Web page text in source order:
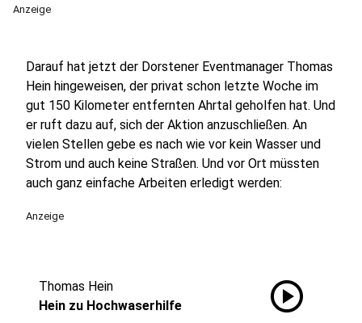
Anzeige
Darauf hat jetzt der Dorstener Eventmanager Thomas
Hein hingeweisen, der privat schon letzte Woche im
gut 150 Kilometer entfernten Ahrtal geholfen hat. Und
er ruft dazu auf, sich der Aktion anzuschließen. An
vielen Stellen gebe es nach wie vor kein Wasser und
Strom und auch keine Straßen. Und vor Ort müssten
auch ganz einfache Arbeiten erledigt werden:
Anzeige
Thomas Hein
Hein zu Hochwaserhilfe
play_circle